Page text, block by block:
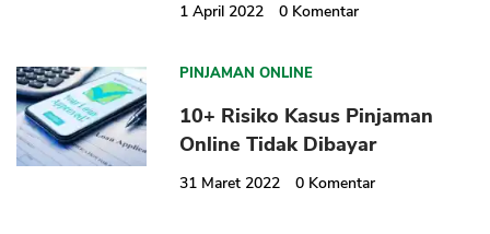
1 April 2022 0 Komentar
PINJAMAN ONLINE
10+ Risiko Kasus Pinjaman
Online Tidak Dibayar
31 Maret 2022 0 Komentar